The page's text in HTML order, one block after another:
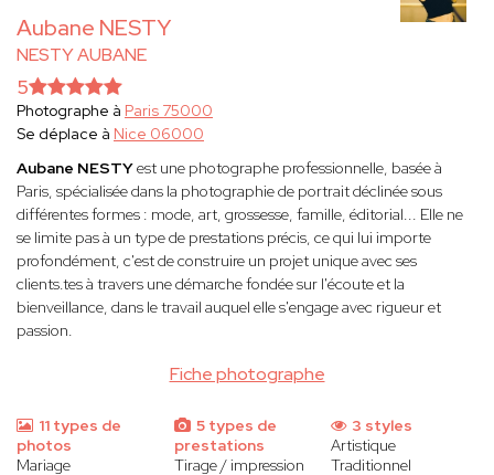
Aubane NESTY
NESTY AUBANE
Fiche photographe
5
Photographe à Paris 75000
Se déplace à Nice 06000
Aubane NESTYest une photographe professionnelle, basée à
Paris, spécialisée dans la photographie de portrait déclinée sous
différentes formes : mode, art, grossesse, famille, éditorial... Elle ne
se limite pas à un type de prestations précis, ce qui lui importe
profondément, c'est de construire un projet unique avec ses
clients.tes à travers une démarche fondée sur l'écoute et la
bienveillance, dans le travail auquel elle s'engage avec rigueur et
passion.
11 types de
photos
Mariage
5 types de
prestations
Tirage / impression
3 styles
Artistique
Traditionnel